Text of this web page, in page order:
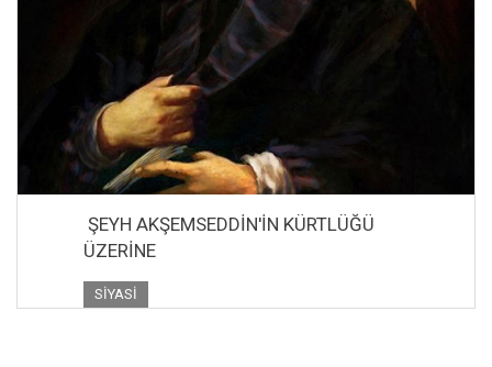
ŞEYH AKŞEMSEDDİN'İN KÜRTLÜĞÜ
ÜZERİNE
SIYASI